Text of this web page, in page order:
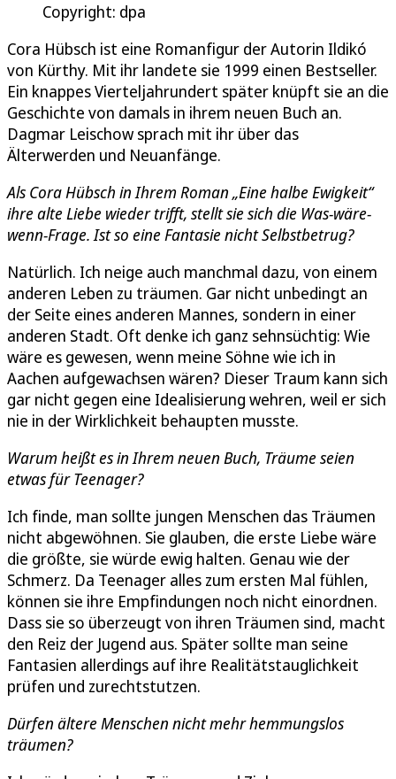
Copyright: dpa
Cora Hübsch ist eine Romanfigur der Autorin Ildikó
von Kürthy. Mit ihr landete sie 1999 einen Bestseller.
Ein knappes Vierteljahrundert später knüpft sie an die
Geschichte von damals in ihrem neuen Buch an.
Dagmar Leischow sprach mit ihr über das
Älterwerden und Neuanfänge.
Als Cora Hübsch in Ihrem Roman „Eine halbe Ewigkeit“
ihre alte Liebe wieder trifft, stellt sie sich die Was-wäre-
wenn-Frage. Ist so eine Fantasie nicht Selbstbetrug?
Natürlich. Ich neige auch manchmal dazu, von einem
anderen Leben zu träumen. Gar nicht unbedingt an
der Seite eines anderen Mannes, sondern in einer
anderen Stadt. Oft denke ich ganz sehnsüchtig: Wie
wäre es gewesen, wenn meine Söhne wie ich in
Aachen aufgewachsen wären? Dieser Traum kann sich
gar nicht gegen eine Idealisierung wehren, weil er sich
nie in der Wirklichkeit behaupten musste.
Warum heißt es in Ihrem neuen Buch, Träume seien
etwas für Teenager?
Ich finde, man sollte jungen Menschen das Träumen
nicht abgewöhnen. Sie glauben, die erste Liebe wäre
die größte, sie würde ewig halten. Genau wie der
Schmerz. Da Teenager alles zum ersten Mal fühlen,
können sie ihre Empfindungen noch nicht einordnen.
Dass sie so überzeugt von ihren Träumen sind, macht
den Reiz der Jugend aus. Später sollte man seine
Fantasien allerdings auf ihre Realitätstauglichkeit
prüfen und zurechtstutzen.
Dürfen ältere Menschen nicht mehr hemmungslos
träumen?